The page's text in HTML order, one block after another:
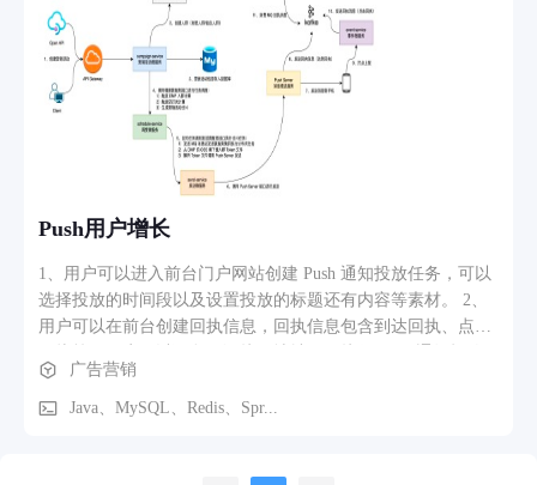
间，也让平台消耗增加了70万/天。 3）独立负责本地推的站内
信能力建设，支持30余种（账户余额、合同资质、赠款退款、
资产状态等）消息通知；收敛了所有消息的入口，并通过flink
前置过滤和udf将qps减少98%（1.7w->350）；此模块提供了平
台与广告主的实时触达能力，让广告主更实时获取投放反馈。
4）针对广告投放的素材，搭建了元素粒度的管理、供给和交
易平台，用AIGC增加素材供给；并打通元素的投放数据链路，
的上线，完成视频贴片、数字人、背景图等10余种元素接入，
推荐生成侧和派生侧，并为运营提供元素管理平台，自助化其
元素管理能力。技术难点：通过
Push用户增长
1、用户可以进入前台门户网站创建 Push 通知投放任务，可以
选择投放的时间段以及设置投放的标题还有内容等素材。 2、
用户可以在前台创建回执信息，回执信息包含到达回执、点击
成功之后的请求调用，这样可以让用户了解投放效果。
广告营销
Java、MySQL、Redis、Spr...